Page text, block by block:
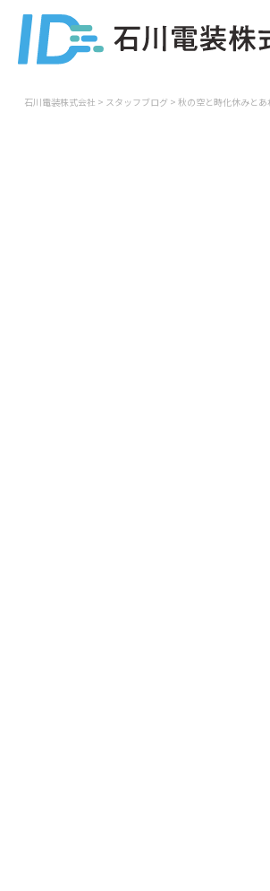
石川電装株式会社 > スタッフブログ > 秋の空と時化休みと